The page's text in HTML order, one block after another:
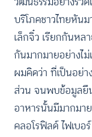
บริโภคชาวไทยหัน
เล็กจิ๋ว เรียกกันหล
กันมากมายอย่างไ
ผมคิดว่า ที่เป็นอย่
ส่วน จนพบข้อมูลยื
อาหารนั้นมีมากมา
คลอโรฟิลด์ ไฟเบอ